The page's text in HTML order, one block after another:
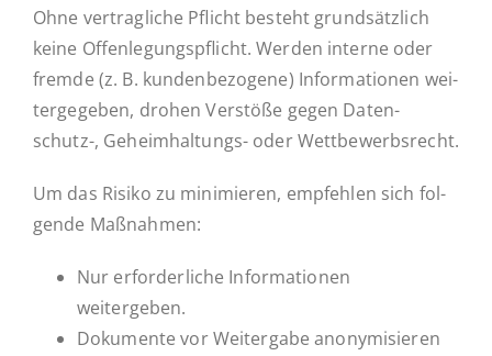
Ohne ver­trag­li­che Pflicht besteht grund­sätz­lich
keine Of­fen­le­gungs­pflicht. Werden interne oder
fremde (z. B. kun­den­be­zo­ge­ne) In­for­ma­tio­nen wei­
ter­ge­ge­ben, drohen Ver­stö­ße gegen Da­ten­­­
schutz-, Ge­heim­hal­­tungs- oder Wettbewerbsrecht.
Um das Risiko zu mi­ni­mie­ren, emp­feh­len sich fol­
gen­de Maßnahmen:
Nur er­for­der­li­che In­for­ma­tio­nen
weitergeben.
Do­ku­men­te vor Wei­ter­ga­be an­ony­mi­sie­ren